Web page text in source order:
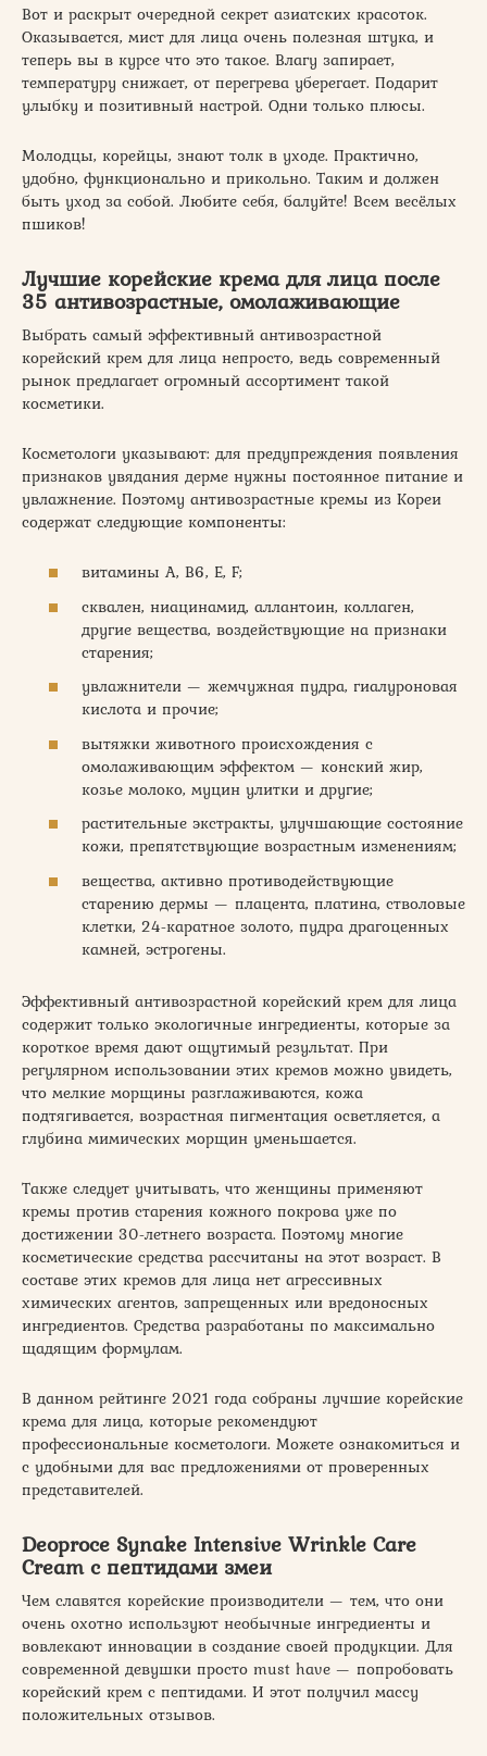
Вот и раскрыт очередной секрет азиатских красоток.
Оказывается, мист для лица очень полезная штука, и
теперь вы в курсе что это такое. Влагу запирает,
температуру снижает, от перегрева уберегает. Подарит
улыбку и позитивный настрой. Одни только плюсы.
Молодцы, корейцы, знают толк в уходе. Практично,
удобно, функционально и прикольно. Таким и должен
быть уход за собой. Любите себя, балуйте! Всем весёлых
пшиков!
Лучшие корейские крема для лица после
35 антивозрастные, омолаживающие
Выбрать самый эффективный антивозрастной
корейский крем для лица непросто, ведь современный
рынок предлагает огромный ассортимент такой
косметики.
Косметологи указывают: для предупреждения появления
признаков увядания дерме нужны постоянное питание и
увлажнение. Поэтому антивозрастные кремы из Кореи
содержат следующие компоненты:
витамины A, B6, E, F;
сквален, ниацинамид, аллантоин, коллаген,
другие вещества, воздействующие на признаки
старения;
увлажнители — жемчужная пудра, гиалуроновая
кислота и прочие;
вытяжки животного происхождения с
омолаживающим эффектом — конский жир,
козье молоко, муцин улитки и другие;
растительные экстракты, улучшающие состояние
кожи, препятствующие возрастным изменениям;
вещества, активно противодействующие
старению дермы — плацента, платина, стволовые
клетки, 24-каратное золото, пудра драгоценных
камней, эстрогены.
Эффективный антивозрастной корейский крем для лица
содержит только экологичные ингредиенты, которые за
короткое время дают ощутимый результат. При
регулярном использовании этих кремов можно увидеть,
что мелкие морщины разглаживаются, кожа
подтягивается, возрастная пигментация осветляется, а
глубина мимических морщин уменьшается.
Также следует учитывать, что женщины применяют
кремы против старения кожного покрова уже по
достижении 30-летнего возраста. Поэтому многие
косметические средства рассчитаны на этот возраст. В
составе этих кремов для лица нет агрессивных
химических агентов, запрещенных или вредоносных
ингредиентов. Средства разработаны по максимально
щадящим формулам.
В данном рейтинге 2021 года собраны лучшие корейские
крема для лица, которые рекомендуют
профессиональные косметологи. Можете ознакомиться и
с удобными для вас предложениями от проверенных
представителей.
Deoproce Synake Intensive Wrinkle Care
Cream с пептидами змеи
Чем славятся корейские производители — тем, что они
очень охотно используют необычные ингредиенты и
вовлекают инновации в создание своей продукции. Для
современной девушки просто must have — попробовать
корейский крем с пептидами. И этот получил массу
положительных отзывов.